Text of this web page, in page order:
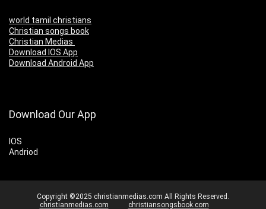
world tamil christians
Christian songs book
Christian Medias
Download IOS App
Download Android App
Download Our App
IOS
Andriod
Copyright ©2025 christianmedias.com All Rights Reserved.
christianmedias.com
christiansongsbook.com